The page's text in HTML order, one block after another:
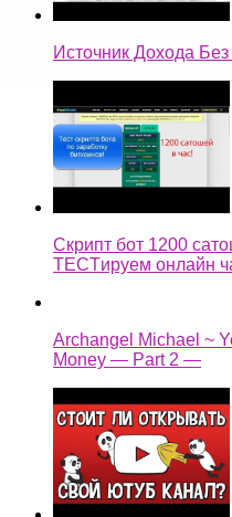
Источник Дохода
Скрипт бот 1200
TECTируем онлайн
Archangel Michael ~
Money — Part 2 —